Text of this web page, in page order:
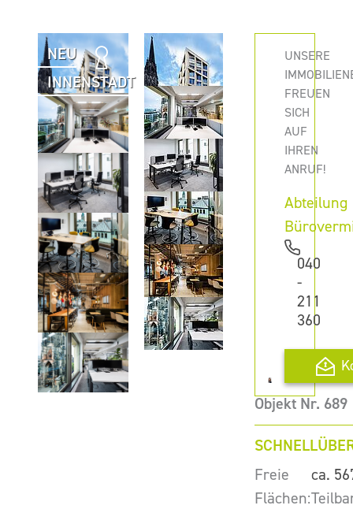
NEU
INNENSTADT
UNSERE
FREUEN
SICH
AUF
IHREN
ANRUF!
Abteilung
040
-
211
360
Objekt Nr. 689
Freie
Flächen:
ca.